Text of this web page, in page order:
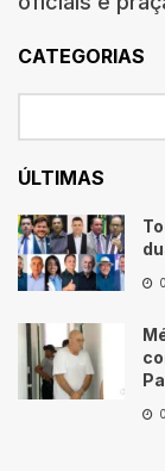
CATEGORIAS
ÚLTIMAS